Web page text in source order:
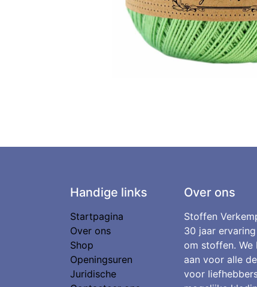
Handige links
Startpagina
Over ons
Shop
Openingsuren
Juridische
Over ons
Stoffen
30 jaar
om stoffen.
aan voor alle
voor